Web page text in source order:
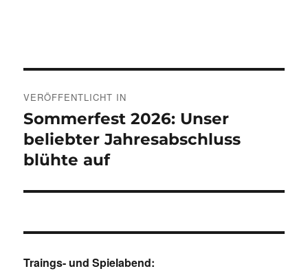
VERÖFFENTLICHT IN
Sommerfest 2026: Unser
beliebter Jahresabschluss
blühte auf
Traings- und Spielabend: